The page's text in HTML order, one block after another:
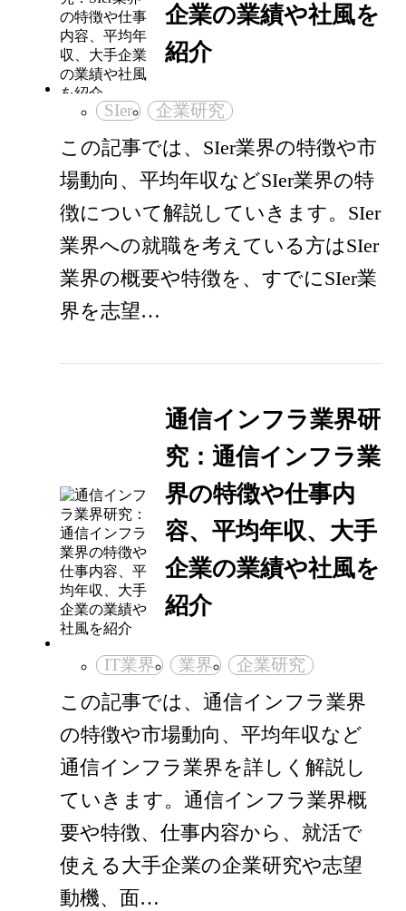
企業の業績や社風を
紹介
SIer 企業研究
この記事では、SIer業界の特徴や市
場動向、平均年収などSIer業界の特
徴について解説していきます。SIer
業界への就職を考えている方はSIer
業界の概要や特徴を、すでにSIer業
界を志望…
通信インフラ業界研
究：通信インフラ業
界の特徴や仕事内
容、平均年収、大手
企業の業績や社風を
紹介
IT業界 業界 企業研究
この記事では、通信インフラ業界
の特徴や市場動向、平均年収など
通信インフラ業界を詳しく解説し
ていきます。通信インフラ業界概
要や特徴、仕事内容から、就活で
使える大手企業の企業研究や志望
動機、面…